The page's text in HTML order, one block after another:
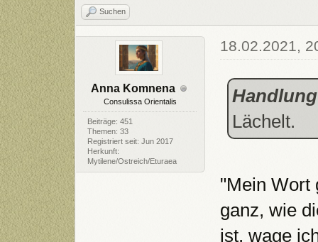
Suchen
Anna Komnena
Consulissa Orientalis
Beiträge: 451
Themen: 33
Registriert seit: Jun 2017
Herkunft:
Mytilene/Ostreich/Eturaea
18.02.2021,
Lächelt.
"Mein Wort
ganz, wie
ist, wage